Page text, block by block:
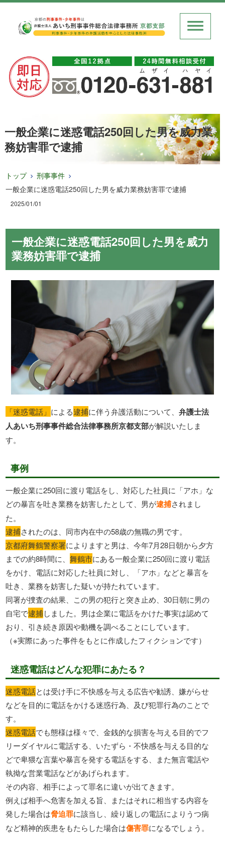
一般企業に迷惑電話250回した男を威力業
務妨害罪で逮捕
トップ
刑事事件
一般企業に迷惑電話250回した男を威力業務妨害罪で逮捕
2025/01/01
一般企業に迷惑電話250回した男を威力
業務妨害罪で逮捕
「迷惑電話」 による逮捕に伴う弁護活動について、弁護士法
人あいち刑事事件総合法律事務所京都支部が解説いたしま
す。
事例
一般企業に250回に渡り電話をし、対応した社員に「アホ」な
どの暴言を吐き業務を妨害したとして、男が逮捕されまし
た。
逮捕されたのは、同市内在中の58歳の無職の男です。
京都府舞鶴警察署によりますと男は、今年7月28日朝から夕方
までの約8時間に、舞鶴市にある一般企業に250回に渡り電話
をかけ、電話に対応した社員に対し、「アホ」などと暴言を
吐き、業務を妨害した疑いが持たれています。
同署が捜査の結果、この男の犯行と突き止め、30日朝に男の
自宅で逮捕しました。男は企業に電話をかけた事実は認めて
おり、引き続き原因や動機を調べることにしています。
（※実際にあった事件をもとに作成したフィクションです）
迷惑電話はどんな犯罪にあたる？
迷惑電話とは受け手に不快感を与える広告や勧誘、嫌がらせ
などを目的に電話をかける迷惑行為、及び犯罪行為のことで
す。
迷惑電話でも態様は様々で、金銭的な損害を与える目的でフ
リーダイヤルに電話する、いたずら・不快感を与える目的な
どで卑猥な言葉や暴言を発する電話をする、また無言電話や
執拗な営業電話などがあげられます。
その内容、相手によって罪名に違いが出てきます。
例えば相手へ危害を加える旨、またはそれに相当する内容を
発した場合は脅迫罪に該当し、繰り返しの電話によりうつ病
など精神的疾患をもたらした場合は傷害罪になるでしょう。